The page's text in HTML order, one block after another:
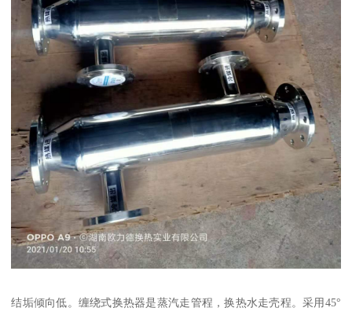
结垢倾向低。缠绕式换热器是蒸汽走管程，换热水走壳程。采用45°